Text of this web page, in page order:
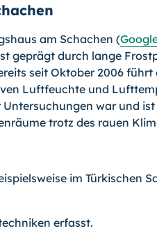
am Schachen (
geprägt durch lange
seit Oktober 2006
Luftfeuchte und
war und
trotz des rauen
im Türkischen
erfasst.